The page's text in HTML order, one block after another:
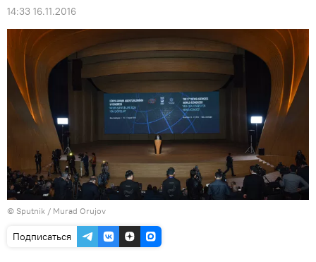
14:33 16.11.2016
© Sputnik / Murad Orujov
Подписаться